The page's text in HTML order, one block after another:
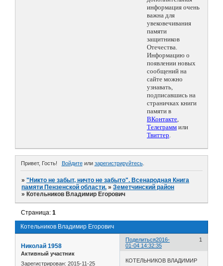
информация очень
важна для
увековечивания
памяти
защитников
Отечества.
Информацию о
появлении новых
сообщений на
сайте можно
узнавать,
подписавшись на
страничках книги
памяти в
ВКонтакте,
Телеграмм или
Твиттер.
Привет, Гость! Войдитеили зарегистрируйтесь.
»"Никто не забыт, ничто не забыто". Всенародная Книга
памяти Пензенской области. »Земетчинский район
» Котельников Владимир Егорович
Котельников Владимир Егорович
Страница:1
Поделиться 1
2016-
01-04 14:32:35
Николай 1958
Активный участник
Зарегистрирован: 2015-11-25
КОТЕЛЬНИКОВ ВЛАДИМИР